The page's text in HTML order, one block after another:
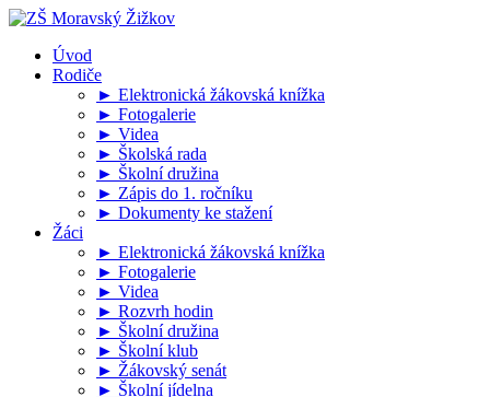
Úvod
Rodiče
► Elektronická žákovská knížka
► Fotogalerie
► Videa
► Školská rada
► Školní družina
► Zápis do 1. ročníku
► Dokumenty ke stažení
Žáci
► Elektronická žákovská knížka
► Fotogalerie
► Videa
► Rozvrh hodin
► Školní družina
► Školní klub
► Žákovský senát
► Školní jídelna